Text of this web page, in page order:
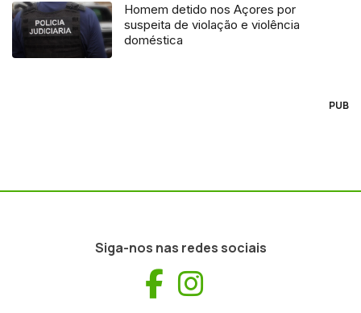
Homem detido nos Açores por
suspeita de violação e violência
doméstica
PUB
Siga-nos nas redes sociais
Facebook